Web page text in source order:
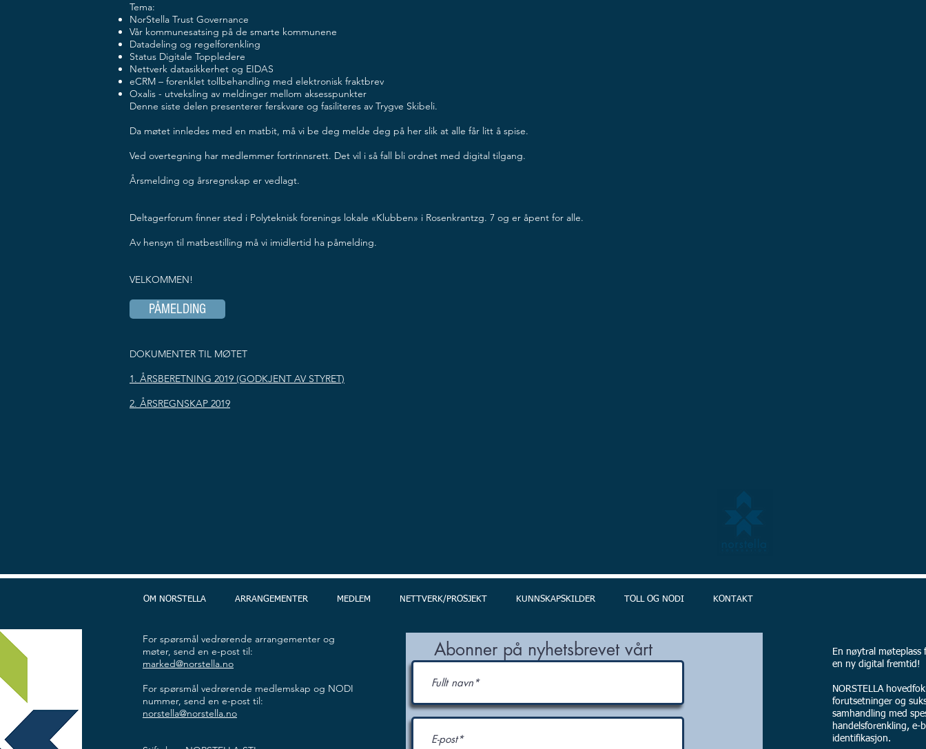
Tema:
NorStella Trust Governance
Vår kommunesatsing på de smarte kommunene
Datadeling og regelforenkling
Status Digitale Toppledere
Nettverk datasikkerhet og EIDAS
eCRM – forenklet tollbehandling med elektronisk fraktbrev
Oxalis - utveksling av meldinger mellom aksesspunkter
Denne siste delen presenterer ferskvare og fasiliteres av Trygve Skibeli.
Da møtet innledes med en matbit, må vi be deg melde deg på her slik at alle får litt å spise.
Ved overtegning har medlemmer fortrinnsrett. Det vil i så fall bli ordnet med digital tilgang.
Årsmelding og årsregnskap er vedlagt.
Deltagerforum finner sted i Polyteknisk forenings lokale «Klubben» i Rosenkrantzg. 7 og er åpent for alle.
Av hensyn til matbestilling må vi imidlertid ha påmelding.
VELKOMMEN!
DOKUMENTER TIL MØTET
1. ÅRSBERETNING 2019 (GODKJENT AV STYRET)
2. ÅRSREGNSKAP 2019
PÅMELDING
OM NORSTELLA ARRANGEMENTER MEDLEM NETTVERK/PROSJEKT KUNNSKAPSKILDER TOLL OG NODI KONTAKT
For spørsmål vedrørende arrangementer og
møter, send en e-post til:
marked@norstella.no
For spørsmål vedrørende medlemskap og NODI
nummer, send en e-post til:
norstella@norstella.no
Abonner på nyhetsbrevet vårt
En nøytral
en ny digital fremtid!
NORSTELLA
forutsetninger og
samhandling med
handelsforenkling, e-
identifikasjon.